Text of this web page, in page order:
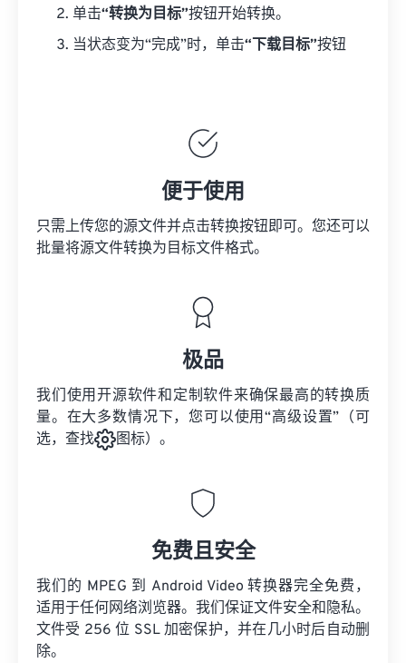
单击“转换为目标”按钮开始转换。
当状态变为“完成”时，单击“下载目标”按钮
便于使用
只需上传您的源文件并点击转换按钮即可。您还可以
批量将源文件转换为目标文件格式。
极品
我们使用开源软件和定制软件来确保最高的转换质
量。在大多数情况下，您可以使用“高级设置”（可
选，查找
图标）。
免费且安全
我们的 MPEG 到 Android Video 转换器完全免费，
适用于任何网络浏览器。我们保证文件安全和隐私。
文件受 256 位 SSL 加密保护，并在几小时后自动删
除。